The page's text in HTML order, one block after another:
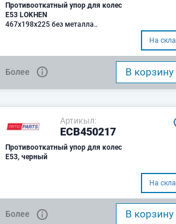
Противооткатный упор для колес
E53 LOKHEN
467x198x225 без металла..
На
Более B корзину
Артикыл:
ECB450217
Противооткатный упор для колес
E53, черный
На
Более B корзину